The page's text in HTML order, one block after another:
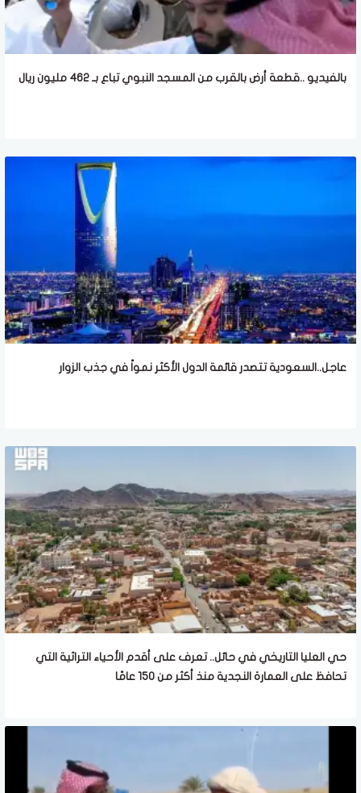
بالفيديو ..قطعة أرض بالقرب من المسجد النبوي تباع بـ 462 مليون ريال
عاجل..السعودية تتصدر قائمة الدول الأكثر نمواً في جذب الزوار
حي العليا التاريخي في حائل.. تعرف على أقدم الأحياء التراثية التي
تحافظ على العمارة النجدية منذ أكثر من 150 عامًا